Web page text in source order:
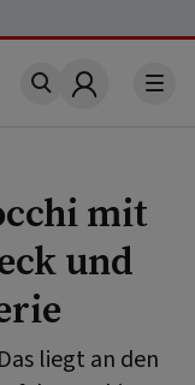
Account
mit
und
liegt an den